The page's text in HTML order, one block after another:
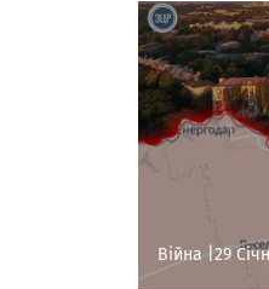
Війна |29